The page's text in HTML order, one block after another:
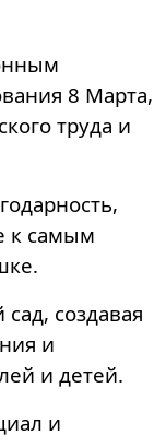
8 Марта,
труда и
к самым
создавая
и
и детей.
и